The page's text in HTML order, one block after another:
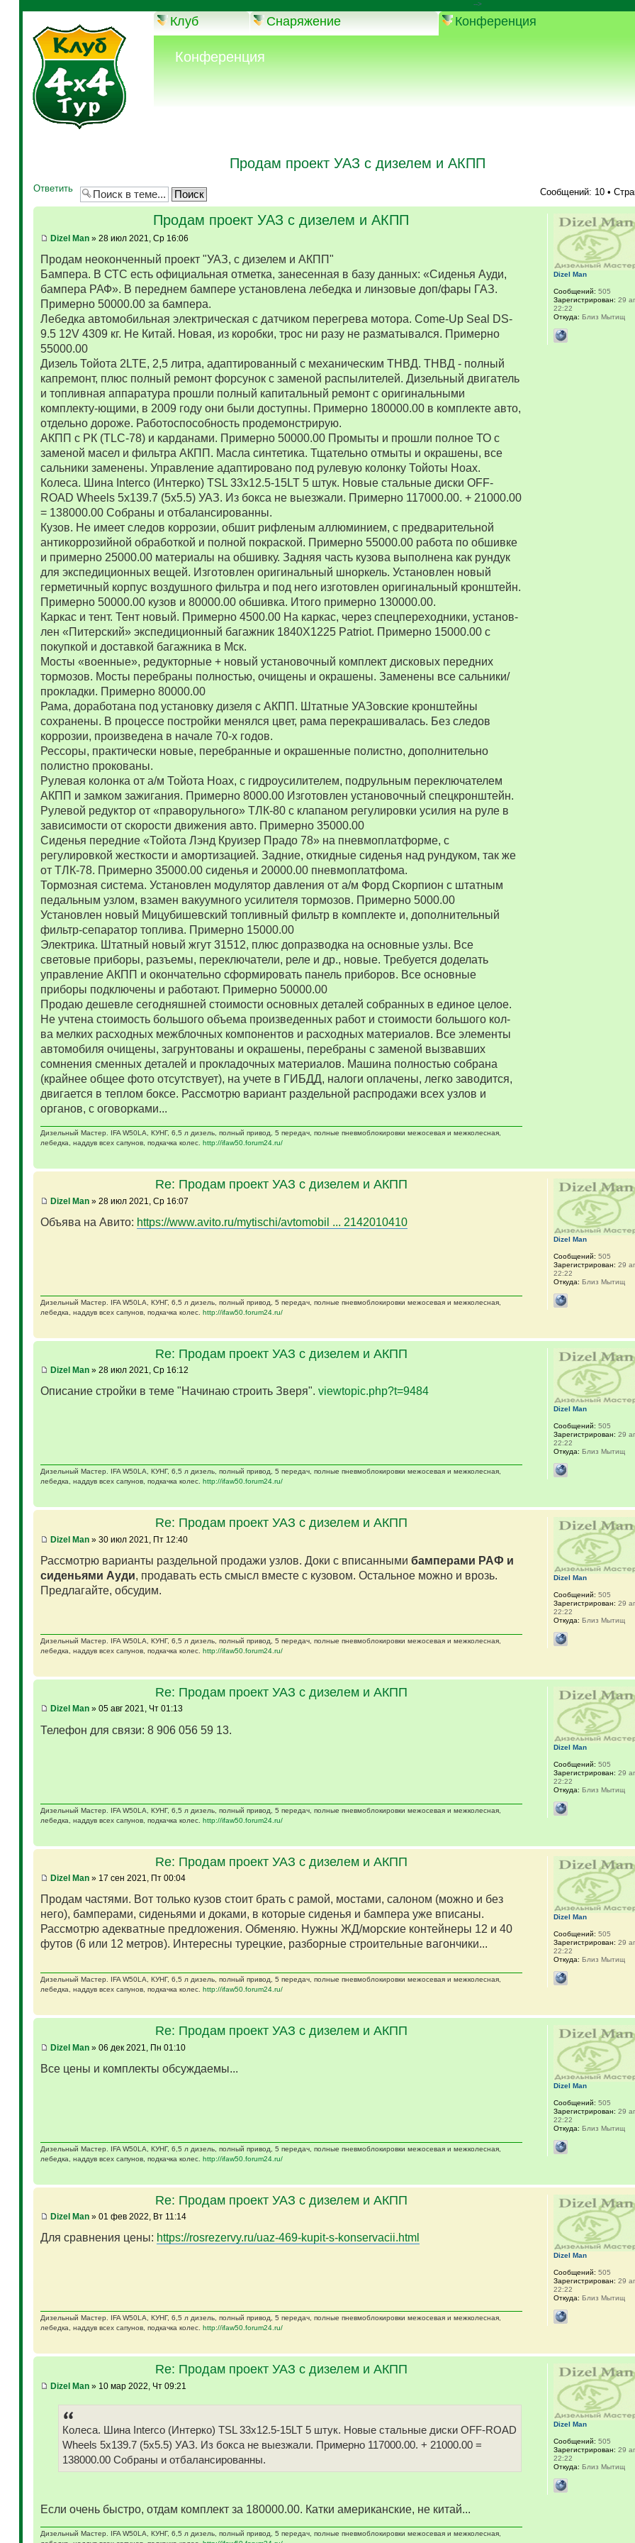
-->
Клуб Снаряжение Конференция
Конференция
Продам проект УАЗ с дизелем и АКПП
Ответить Сообщений: 10 •
Продам проект УАЗ с дизелем и АКПП
Dizel Man» 28 июл 2021, Ср 16:06
Продам неоконченный проект "УАЗ, с дизелем и АКПП"
Бампера. В СТС есть официальная отметка, занесенная в базу данных: «Сиденья Ауди,
бампера РАФ». В переднем бампере установлена лебедка и линзовые доп/фары ГАЗ.
Примерно 50000.00 за бампера.
Лебедка автомобильная электрическая с датчиком перегрева мотора. Come-Up Seal DS-
9.5 12V 4309 кг. Не Китай. Новая, из коробки, трос ни разу не разматывался. Примерно
55000.00
Дизель Тойота 2LTE, 2,5 литра, адаптированный с механическим ТНВД. ТНВД - полный
капремонт, плюс полный ремонт форсунок с заменой распылителей. Дизельный двигатель
и топливная аппаратура прошли полный капитальный ремонт с оригинальными
комплекту-ющими, в 2009 году они были доступны. Примерно 180000.00 в комплекте авто,
отдельно дороже. Работоспособность продемонстрирую.
АКПП с РК (TLC-78) и карданами. Примерно 50000.00 Промыты и прошли полное ТО с
заменой масел и фильтра АКПП. Масла синтетика. Тщательно отмыты и окрашены, все
сальники заменены. Управление адаптировано под рулевую колонку Тойоты Ноах.
Колеса. Шина Interco (Интерко) TSL 33x12.5-15LT 5 штук. Новые стальные диски OFF-
ROAD Wheels 5x139.7 (5x5.5) УАЗ. Из бокса не выезжали. Примерно 117000.00. + 21000.00
= 138000.00 Собраны и отбалансированны.
Кузов. Не имеет следов коррозии, обшит рифленым аллюминием, с предварительной
антикоррозийной обработкой и полной покраской. Примерно 55000.00 работа по обшивке
и примерно 25000.00 материалы на обшивку. Задняя часть кузова выполнена как рундук
для экспедиционных вещей. Изготовлен оригинальный шноркель. Установлен новый
герметичный корпус воздушного фильтра и под него изготовлен оригинальный кронштейн.
Примерно 50000.00 кузов и 80000.00 обшивка. Итого примерно 130000.00.
Каркас и тент. Тент новый. Примерно 4500.00 На каркас, через спецпереходники, установ-
лен «Питерский» экспедиционный багажник 1840Х1225 Patriot. Примерно 15000.00 с
покупкой и доставкой багажника в Мск.
Мосты «военные», редукторные + новый установочный комплект дисковых передних
тормозов. Мосты перебраны полностью, очищены и окрашены. Заменены все сальники/
прокладки. Примерно 80000.00
Рама, доработана под установку дизеля с АКПП. Штатные УАЗовские кронштейны
сохранены. В процессе постройки менялся цвет, рама перекрашивалась. Без следов
коррозии, произведена в начале 70-х годов.
Рессоры, практически новые, перебранные и окрашенные полистно, дополнительно
полистно прокованы.
Рулевая колонка от а/м Тойота Ноах, с гидроусилителем, подрульным переключателем
АКПП и замком зажигания. Примерно 8000.00 Изготовлен установочный спецкронштейн.
Рулевой редуктор от «праворульного» ТЛК-80 с клапаном регулировки усилия на руле в
зависимости от скорости движения авто. Примерно 35000.00
Сиденья передние «Тойота Лэнд Круизер Прадо 78» на пневмоплатформе, с
регулировкой жесткости и амортизацией. Задние, откидные сиденья над рундуком, так же
от ТЛК-78. Примерно 35000.00 сиденья и 20000.00 пневмоплатфома.
Тормозная система. Установлен модулятор давления от а/м Форд Скорпион с штатным
педальным узлом, взамен вакуумного усилителя тормозов. Примерно 5000.00
Установлен новый Мицубишевский топливный фильтр в комплекте и, дополнительный
фильтр-сепаратор топлива. Примерно 15000.00
Электрика. Штатный новый жгут 31512, плюс допразводка на основные узлы. Все
световые приборы, разъемы, переключатели, реле и др., новые. Требуется доделать
управление АКПП и окончательно сформировать панель приборов. Все основные
приборы подключены и работают. Примерно 50000.00
Продаю дешевле сегодняшней стоимости основных деталей собранных в единое целое.
Не учтена стоимость большого объема произведенных работ и стоимости большого кол-
ва мелких расходных межблочных компонентов и расходных материалов. Все элементы
автомобиля очищены, загрунтованы и окрашены, перебраны с заменой вызвавших
сомнения сменных деталей и прокладочных материалов. Машина полностью собрана
(крайнее общее фото отсутствует), на учете в ГИБДД, налоги оплачены, легко заводится,
двигается в теплом боксе. Рассмотрю вариант раздельной распродажи всех узлов и
органов, с оговорками...
Дизельный Мастер. IFA W50LA, КУНГ, 6,5 л дизель, полный привод, 5 передач, полные пневмоблокировки межосевая и межколесная,
лебедка, наддув всех сапунов, подкачка колес. http://ifaw50.forum24.ru/
Dizel Man
Сообщений: 505
Зарегистрирован: 29
22:22
Откуда: Близ Мытищ
Re: Продам проект УАЗ с дизелем и АКПП
Dizel Man» 28 июл 2021, Ср 16:07
Объява на Авито: https://www.avito.ru/mytischi/avtomobil ... 2142010410
Дизельный Мастер. IFA W50LA, КУНГ, 6,5 л дизель, полный привод, 5 передач, полные пневмоблокировки межосевая и межколесная,
лебедка, наддув всех сапунов, подкачка колес. http://ifaw50.forum24.ru/
Dizel Man
Сообщений: 505
Зарегистрирован: 29
22:22
Откуда: Близ Мытищ
Re: Продам проект УАЗ с дизелем и АКПП
Dizel Man» 28 июл 2021, Ср 16:12
Описание стройки в теме "Начинаю строить Зверя". viewtopic.php?t=9484
Дизельный Мастер. IFA W50LA, КУНГ, 6,5 л дизель, полный привод, 5 передач, полные пневмоблокировки межосевая и межколесная,
лебедка, наддув всех сапунов, подкачка колес. http://ifaw50.forum24.ru/
Dizel Man
Сообщений: 505
Зарегистрирован: 29
22:22
Откуда: Близ Мытищ
Re: Продам проект УАЗ с дизелем и АКПП
Dizel Man» 30 июл 2021, Пт 12:40
Рассмотрю варианты раздельной продажи узлов. Доки с вписанными бамперами РАФ и
сиденьями Ауди, продавать есть смысл вместе с кузовом. Остальное можно и врозь.
Предлагайте, обсудим.
Дизельный Мастер. IFA W50LA, КУНГ, 6,5 л дизель, полный привод, 5 передач, полные пневмоблокировки межосевая и межколесная,
лебедка, наддув всех сапунов, подкачка колес. http://ifaw50.forum24.ru/
Dizel Man
Сообщений: 505
Зарегистрирован: 29
22:22
Откуда: Близ Мытищ
Re: Продам проект УАЗ с дизелем и АКПП
Dizel Man» 05 авг 2021, Чт 01:13
Телефон для связи: 8 906 056 59 13.
Дизельный Мастер. IFA W50LA, КУНГ, 6,5 л дизель, полный привод, 5 передач, полные пневмоблокировки межосевая и межколесная,
лебедка, наддув всех сапунов, подкачка колес. http://ifaw50.forum24.ru/
Dizel Man
Сообщений: 505
Зарегистрирован: 29
22:22
Откуда: Близ Мытищ
Re: Продам проект УАЗ с дизелем и АКПП
Dizel Man» 17 сен 2021, Пт 00:04
Продам частями. Вот только кузов стоит брать с рамой, мостами, салоном (можно и без
него), бамперами, сиденьями и доками, в которые сиденья и бампера уже вписаны.
Рассмотрю адекватные предложения. Обменяю. Нужны ЖД/морские контейнеры 12 и 40
футов (6 или 12 метров). Интересны турецкие, разборные строительные вагончики...
Дизельный Мастер. IFA W50LA, КУНГ, 6,5 л дизель, полный привод, 5 передач, полные пневмоблокировки межосевая и межколесная,
лебедка, наддув всех сапунов, подкачка колес. http://ifaw50.forum24.ru/
Dizel Man
Сообщений: 505
Зарегистрирован: 29
22:22
Откуда: Близ Мытищ
Re: Продам проект УАЗ с дизелем и АКПП
Dizel Man» 06 дек 2021, Пн 01:10
Все цены и комплекты обсуждаемы...
Дизельный Мастер. IFA W50LA, КУНГ, 6,5 л дизель, полный привод, 5 передач, полные пневмоблокировки межосевая и межколесная,
лебедка, наддув всех сапунов, подкачка колес. http://ifaw50.forum24.ru/
Dizel Man
Сообщений: 505
Зарегистрирован: 29
22:22
Откуда: Близ Мытищ
Re: Продам проект УАЗ с дизелем и АКПП
Dizel Man» 01 фев 2022, Вт 11:14
Для сравнения цены: https://rosrezervy.ru/uaz-469-kupit-s-konservacii.html
Дизельный Мастер. IFA W50LA, КУНГ, 6,5 л дизель, полный привод, 5 передач, полные пневмоблокировки межосевая и межколесная,
лебедка, наддув всех сапунов, подкачка колес. http://ifaw50.forum24.ru/
Dizel Man
Сообщений: 505
Зарегистрирован: 29
22:22
Откуда: Близ Мытищ
Re: Продам проект УАЗ с дизелем и АКПП
Dizel Man» 10 мар 2022, Чт 09:21
Колеса. Шина Interco (Интерко) TSL 33x12.5-15LT 5 штук. Новые стальные диски OFF-ROAD
Wheels 5x139.7 (5x5.5) УАЗ. Из бокса не выезжали. Примерно 117000.00. + 21000.00 =
138000.00 Собраны и отбалансированны.
Если очень быстро, отдам комплект за 180000.00. Катки американские, не китай...
Дизельный Мастер. IFA W50LA, КУНГ, 6,5 л дизель, полный привод, 5 передач, полные пневмоблокировки межосевая и межколесная,
Dizel Man
Сообщений: 505
Зарегистрирован: 29
22:22
Откуда: Близ Мытищ